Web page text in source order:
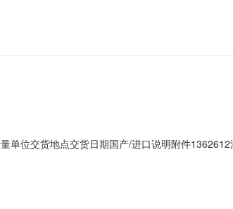
种：指定报价币种：人民币承运方式：卖方配送结
单位交货地点交货日期国产/进口说明附件1362612
价币种：指定报价币种：人民币承运方式：卖方配